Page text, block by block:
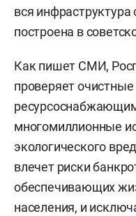
вся
построена в
Как пишет СМИ,
проверяет
многомиллионные
экологического
влечет риски
обеспечивающих
населения, и